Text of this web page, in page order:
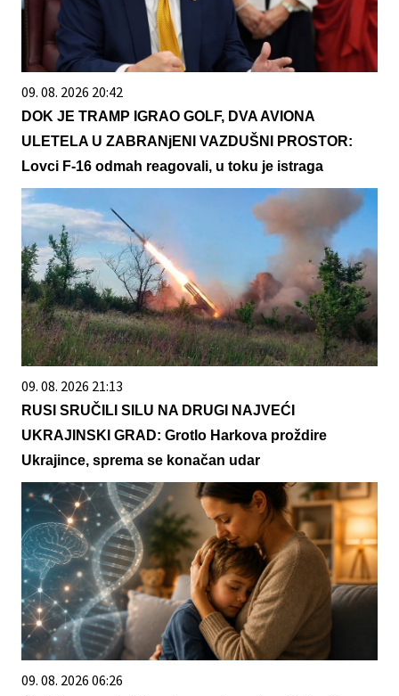
09. 08. 2026 20:42
DOK JE TRAMP IGRAO GOLF, DVA AVIONA
ULETELA U ZABRANjENI VAZDUŠNI PROSTOR:
Lovci F-16 odmah reagovali, u toku je istraga
09. 08. 2026 21:13
RUSI SRUČILI SILU NA DRUGI NAJVEĆI
UKRAJINSKI GRAD: Grotlo Harkova proždire
Ukrajince, sprema se konačan udar
09. 08. 2026 06:26